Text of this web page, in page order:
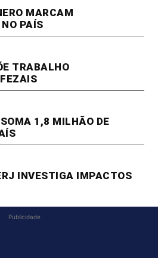
MARCAM
PAÍS
TRABALHO
1,8 MILHÃO DE
INVESTIGA IMPACTOS
Publicidade